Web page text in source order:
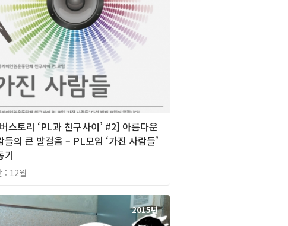
스토리 ‘PL과 친구사이’ #2] 아름다운
들의 큰 발걸음 – PL모임 ‘가진 사람들’
기
: 12월
2015년